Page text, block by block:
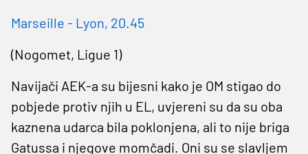
Marseille - Lyon, 20.45
(Nogomet, Ligue 1)
Navijači AEK-a su bijesni kako je OM stigao do
pobjede protiv njih u EL, uvjereni su da su oba
kaznena udarca bila poklonjena, ali to nije briga
Gatussa i njegove momčadi. Oni su se slavljem